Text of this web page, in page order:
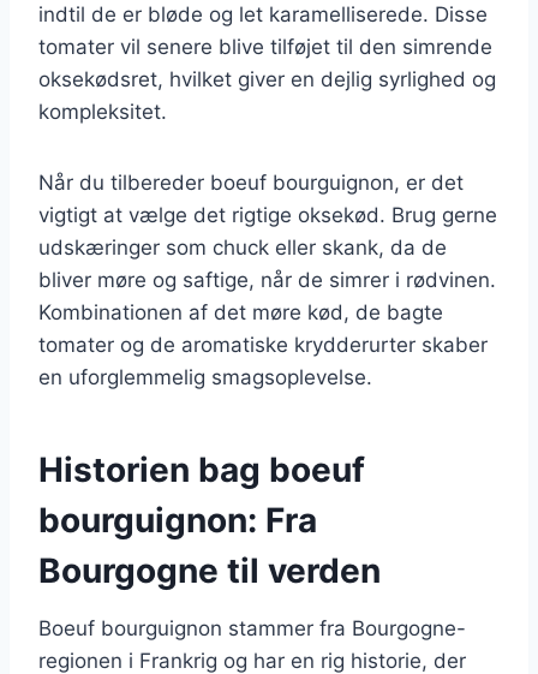
indtil de er bløde og let karamelliserede. Disse
tomater vil senere blive tilføjet til den simrende
oksekødsret, hvilket giver en dejlig syrlighed og
kompleksitet.
Når du tilbereder boeuf bourguignon, er det
vigtigt at vælge det rigtige oksekød. Brug gerne
udskæringer som chuck eller skank, da de
bliver møre og saftige, når de simrer i rødvinen.
Kombinationen af det møre kød, de bagte
tomater og de aromatiske krydderurter skaber
en uforglemmelig smagsoplevelse.
Historien bag boeuf
bourguignon: Fra
Bourgogne til verden
Boeuf bourguignon stammer fra Bourgogne-
regionen i Frankrig og har en rig historie, der